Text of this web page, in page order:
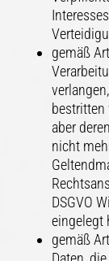
gemäß
bestritten
aber
nicht
DSGVO
eingelegt
gemäß